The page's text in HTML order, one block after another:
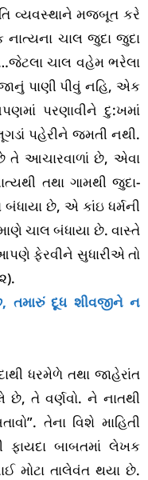
વ્યવસ્થાને મજબૂત કરે
ચાલ જુદા જુદા
ચાલ વહેમ ભરેલા
પાણી પીવું નહિ, એક
પરણાવીને દુ:ખમાં
પહેરીને જમતી નથી.
તે આચારવાળાં છે, એવા
તથા ગામથી જુદા-
છે, એ કાંઇ ધર્મની
ચાલ બંધાયા છે. વાસ્તે
ફેરવીને સુધારીએ તો
તમારું દૂધ શીવજીને ન
ધરમેળે તથા જાહેરાંત
છે, તે વર્ણવો. ને નાતથી
તેના વિશે માહિતી
બાબતમાં લેખક
મોટા તાલેવંત થયા છે.